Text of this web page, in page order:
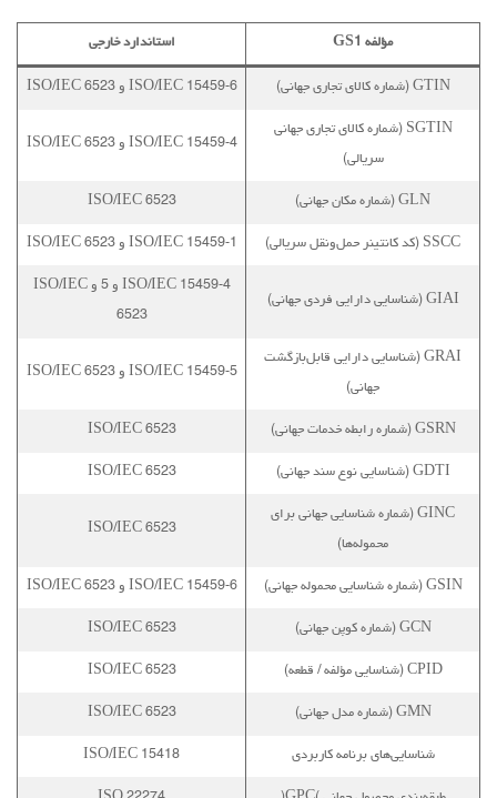
مؤلفه GS1 استاندارد خارجی
GTIN (شماره کالای تجاری جهانی) ISO/IEC 15459-6 و ISO/IEC 6523
SGTIN (شماره کالای تجاری جهانی
سریالی)
ISO/IEC 15459-4 و ISO/IEC 6523
GLN (شماره مکان جهانی) ISO/IEC 6523
SSCC (کد کانتینر حمل‌ونقل سریالی) ISO/IEC 15459-1 و ISO/IEC 6523
GIAI (شناسایی دارایی فردی جهانی)
ISO/IEC 15459-4 و 5 و ISO/IEC
6523
GRAI (شناسایی دارایی قابل‌بازگشت
جهانی)
ISO/IEC 15459-5 و ISO/IEC 6523
GSRN (شماره رابطه خدمات جهانی) ISO/IEC 6523
GDTI (شناسایی نوع سند جهانی) ISO/IEC 6523
GINC (شماره شناسایی جهانی برای
محموله‌ها)
ISO/IEC 6523
GSIN (شماره شناسایی محموله جهانی) ISO/IEC 15459-6 و ISO/IEC 6523
GCN (شماره کوپن جهانی) ISO/IEC 6523
CPID (شناسایی مؤلفه / قطعه) ISO/IEC 6523
GMN (شماره مدل جهانی) ISO/IEC 6523
شناسایی‌های برنامه کاربردی ISO/IEC 15418